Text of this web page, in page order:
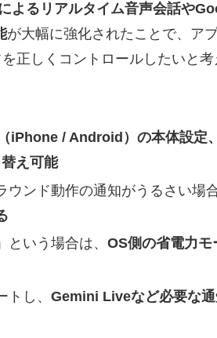
よるリアルタイム音声会話や
が大幅に強化されたことで、ア
正しくコントロールしたいと考
iPhone / Android）の本体設定
え可能
ウンド動作の通知がうるさい場合
という場合は、 OS側の省電力
し、 Gemini Liveなど必要な通